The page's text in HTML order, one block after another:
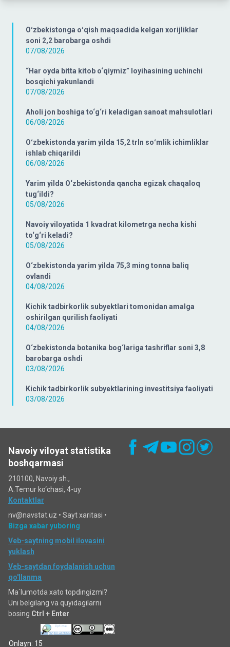
Oʻzbekistonga oʻqish maqsadida kelgan xorijliklar
soni 2,2 barobarga oshdi
07/08/2026
“Har oyda bitta kitob o‘qiymiz” loyihasining uchinchi
bosqichi yakunlandi
07/08/2026
Aholi jon boshiga to‘g‘ri keladigan sanoat mahsulotlari
06/08/2026
Oʻzbekistonda yarim yilda 15,2 trln soʻmlik ichimliklar
ishlab chiqarildi
06/08/2026
Yarim yilda O‘zbekistonda qancha egizak chaqaloq
tug‘ildi?
05/08/2026
Navoiy viloyatida 1 kvadrat kilometrga necha kishi
to‘g‘ri keladi?
05/08/2026
O‘zbekistonda yarim yilda 75,3 ming tonna baliq
ovlandi
04/08/2026
Kichik tadbirkorlik subyektlari tomonidan amalga
oshirilgan qurilish faoliyati
04/08/2026
O‘zbekistonda botanika bog‘lariga tashriflar soni 3,8
barobarga oshdi
03/08/2026
Kichik tadbirkorlik subyektlarining investitsiya faoliyati
03/08/2026
Navoiy viloyat statistika
boshqarmasi
210100, Navoiy sh.,
A.Temur ko‘chаsi, 4-uy
Kontaktlar
nv@navstat.uz • Sayt xaritasi •
Bizga xabar yuboring
Veb-saytning mobil ilovasini
yuklash
Veb-saytdan foydalanish uchun
qo'llanma
Ma`lumotda xato topdingizmi?
Uni belgilang va quyidagilarni
bosing Ctrl + Enter
Onlayn: 15